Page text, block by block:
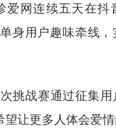
爱网连续五天在抖
身用户趣味牵线
战赛通过征集用
让更多人体会爱